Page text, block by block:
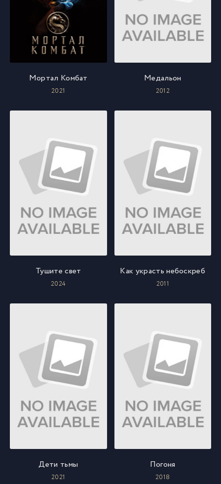
Мортал Комбат
2021
Медальон
2012
Тушите свет
2024
Как украсть небоскреб
2011
Дети тьмы
2021
Погоня
2018